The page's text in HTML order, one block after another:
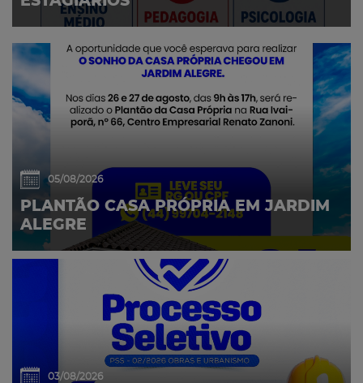
05/08/2026
PLANTÃO CASA PRÓPRIA EM JARDIM
ALEGRE
03/08/2026